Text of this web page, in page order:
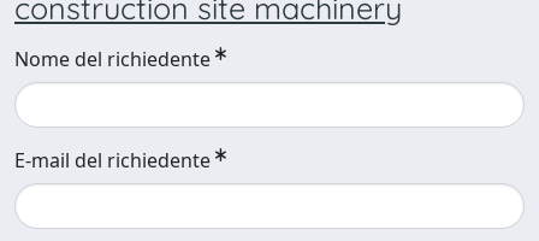
construction site machinery
Nome del richiedente
E-mail del richiedente